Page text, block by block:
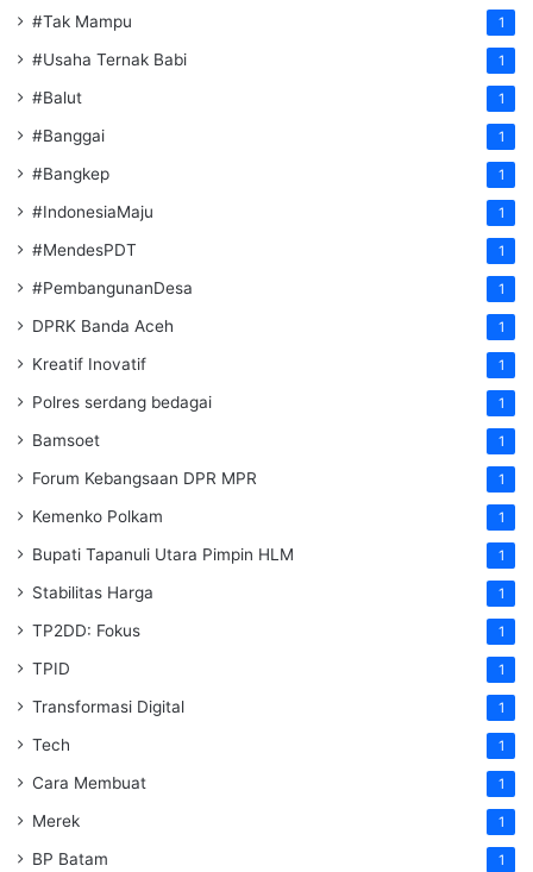
#Tak Mampu 1
#Usaha Ternak Babi 1
#Balut 1
#Banggai 1
#Bangkep 1
#IndonesiaMaju 1
#MendesPDT 1
#PembangunanDesa 1
DPRK Banda Aceh 1
Kreatif Inovatif 1
Polres serdang bedagai 1
Bamsoet 1
Forum Kebangsaan DPR MPR 1
Kemenko Polkam 1
‎Bupati Tapanuli Utara Pimpin HLM 1
Stabilitas Harga 1
TP2DD: Fokus 1
TPID 1
Transformasi Digital 1
Tech 1
Cara Membuat 1
Merek 1
BP Batam 1